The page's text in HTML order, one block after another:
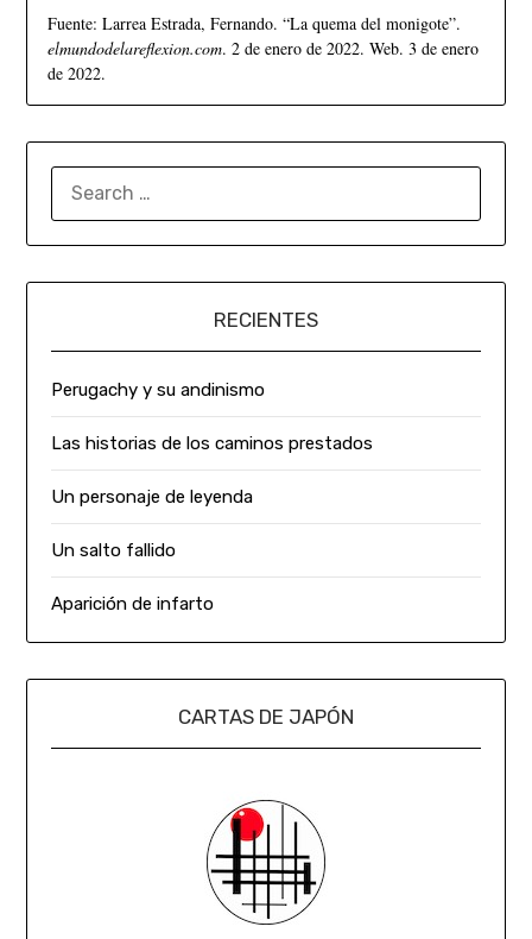
Fuente: Larrea Estrada, Fernando. “La quema del monigote”.
elmundodelareflexion.com. 2 de enero de 2022. Web. 3 de enero
de 2022.
RECIENTES
Perugachy y su andinismo
Las historias de los caminos prestados
Un personaje de leyenda
Un salto fallido
Aparición de infarto
CARTAS DE JAPÓN